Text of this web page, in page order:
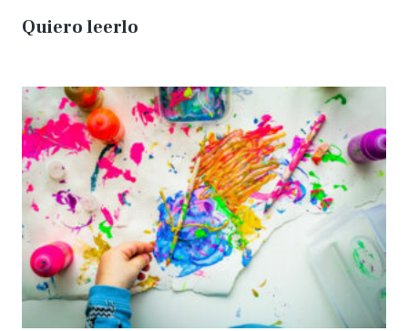
Quiero leerlo
de
FSE
en
WordPress
para
mejorar
el
rendimiento
y